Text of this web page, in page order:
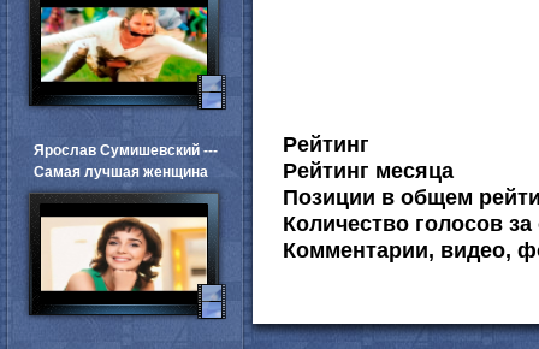
Рейтинг
Рейтинг месяца
Позиции в общем
Количество голосов за
Комментарии, видео,
Ярослав Сумишевский ---
Самая лучшая женщина